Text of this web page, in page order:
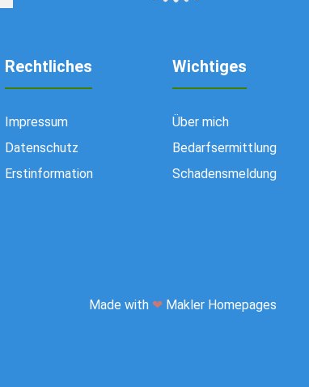
Rechtliches
Impressum
Datenschutz
Erstinformation
Wichtiges
Über mich
Bedarfsermittlung
Schadensmeldung
Made with ❤Makler Homepages